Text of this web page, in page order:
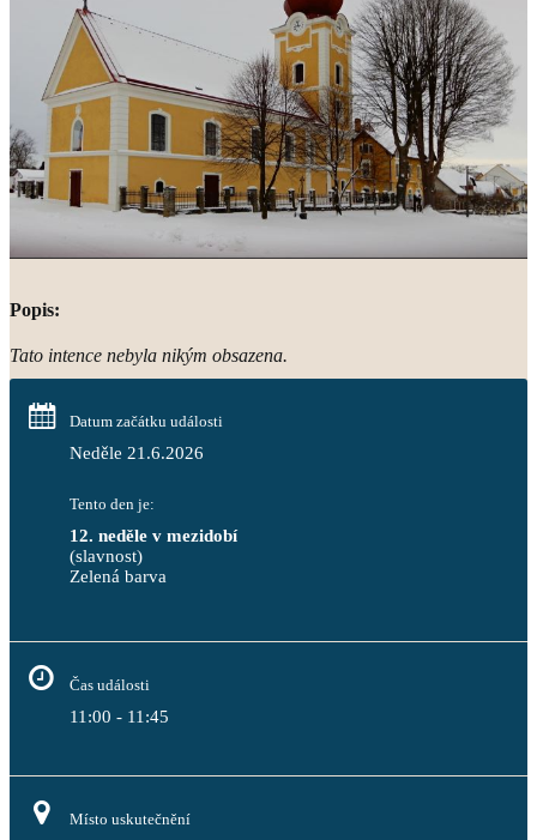
Popis:
Tato intence nebyla nikým obsazena.
Datum začátku události
Neděle 21.6.2026
Tento den je:
12. neděle v mezidobí
(slavnost)
Zelená barva
Čas události
11:00 - 11:45
Místo uskutečnění